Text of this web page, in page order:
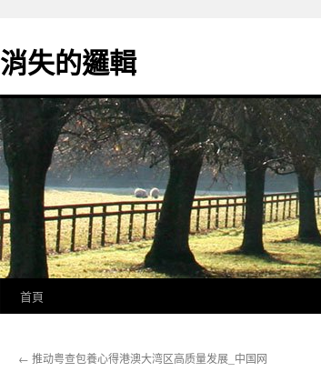
主
要
消失的邏輯
首頁
← 推动粤查包養心得港澳大湾区高质量发展_中国网